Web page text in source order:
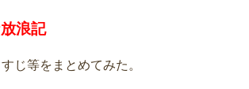
浪記
じ等をまとめてみた。